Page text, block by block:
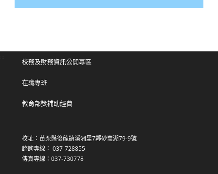
校務及財務資訊公開專區
在職專班
教育部獎補助經費
校址：苗栗縣後龍鎮溪洲里7鄰砂崙湖79-9號
諮詢專線： 037-728855
傳真專線：037-730778